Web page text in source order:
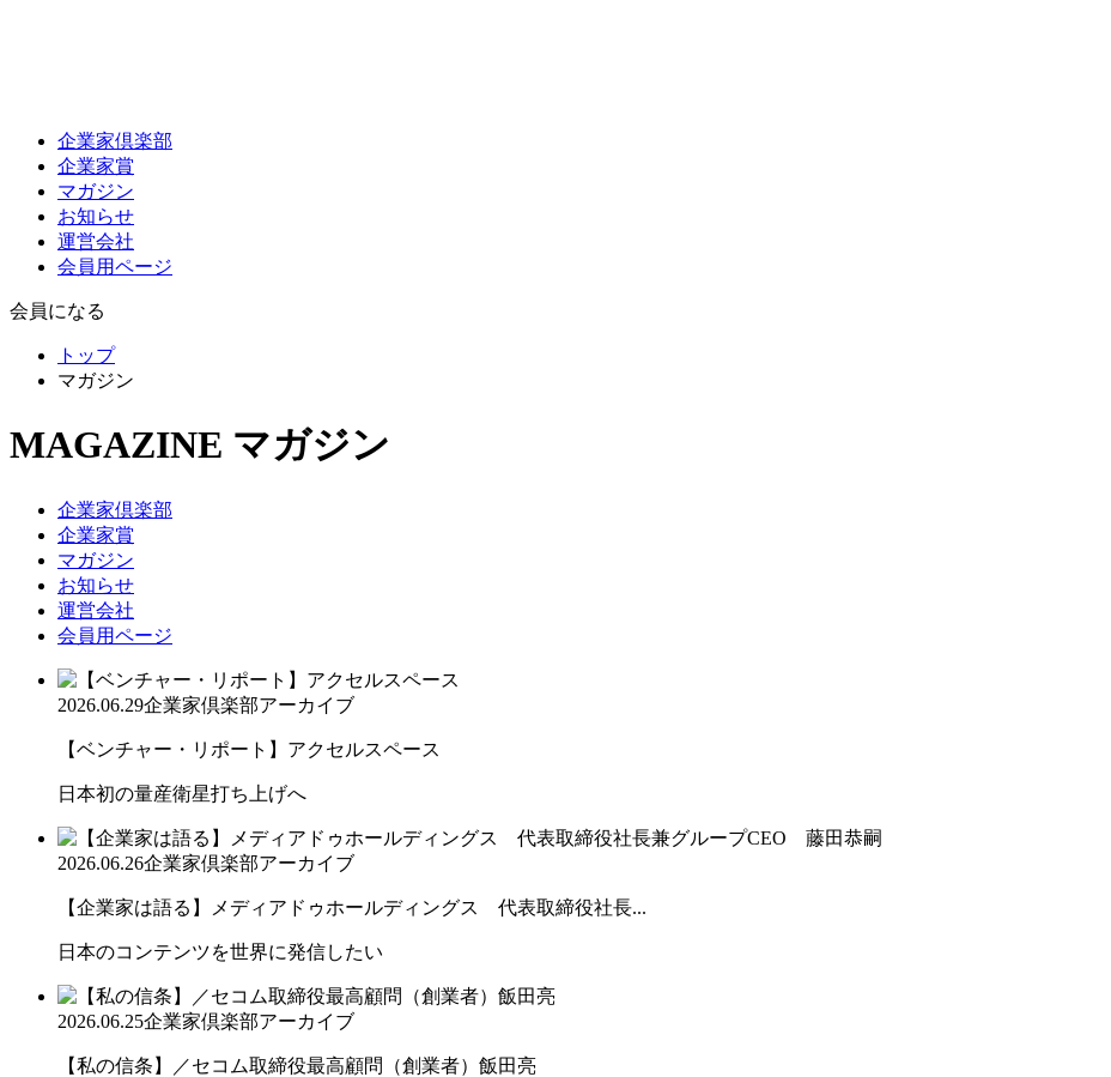
企業家倶楽部
企業家賞
マガジン
お知らせ
運営会社
会員用ページ
会員になる
トップ
マガジン
MAGAZINE マガジン
企業家倶楽部
企業家賞
マガジン
お知らせ
運営会社
会員用ページ
2026.06.29企業家倶楽部アーカイブ
【ベンチャー・リポート】アクセルスペース
日本初の量産衛星打ち上げへ
2026.06.26企業家倶楽部アーカイブ
【企業家は語る】メディアドゥホールディングス 代表取締役社長...
日本のコンテンツを世界に発信したい
2026.06.25企業家倶楽部アーカイブ
【私の信条】／セコム取締役最高顧問（創業者）飯田亮